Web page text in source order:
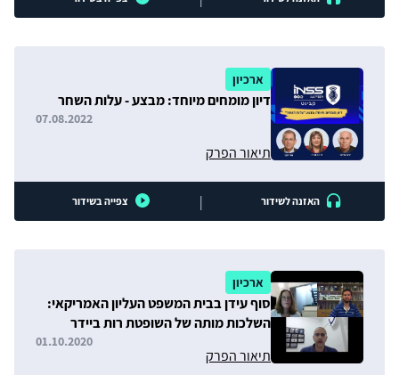
ארכיון
דיון מומחים מיוחד: מבצע - עלות השחר
תיאור הפרק
07.08.2022
האזנה לשידור | צפייה בשידור
ארכיון
סוף עידן בבית המשפט העליון האמריקאי:
השלכות מותה של השופטת רות ביידר
תיאור הפרק
01.10.2020